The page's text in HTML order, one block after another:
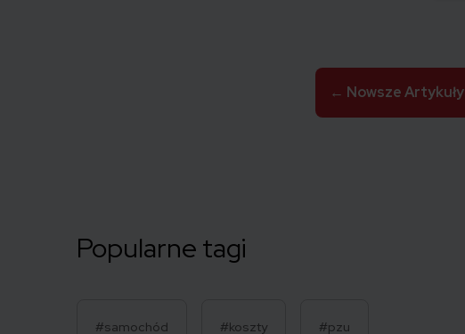
← NowszeArtykuły
Popularne tagi
#samochód #koszty #pzu